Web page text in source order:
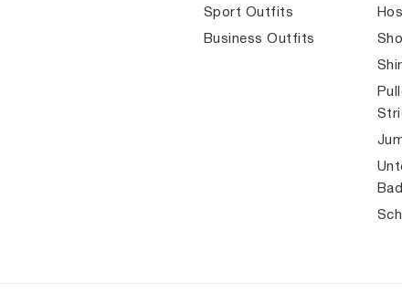
Sport Outfits
Business Outfits